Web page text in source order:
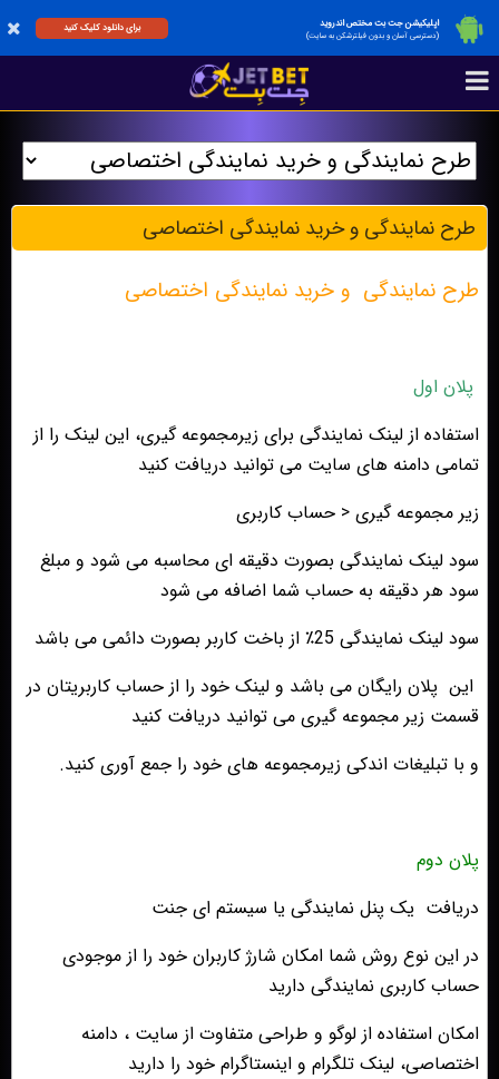
اپلیکیشن جت بت مختص اندروید
(دسترسی آسان و بدون فیلترشکن به سایت)
برای دانلود کلیک کنید
طرح نمايندگى و خريد نمايندگى اختصاصى
طرح نمايندگى و خريد نمايندگى اختصاصى
پلان اول
استفاده از لینک نمایندگی برای زیرمجموعه گیری، این لینک را از
تمامی دامنه های سایت می توانید دریافت کنید
زیر مجموعه گیری < حساب کاربری
سود لینک نمایندگی بصورت دقیقه ای محاسبه می شود و مبلغ
سود هر دقیقه به حساب شما اضافه می شود
سود لینک نمایندگی 25٪ از باخت کاربر بصورت
دائمی می باشد
این پلان رایگان می باشد و لینک خود را از حساب کاربریتان در
قسمت زیر مجموعه گیری می توانید دریافت کنید
و با تبلیغات اندکی زیرمجموعه های خود را جمع آوری کنید.
پلان دوم
دریافت یک پنل نمایندگی یا سیستم ای جنت
در این نوع روش شما امکان شارژ کاربران خود را از موجودی
حساب کاربری نمایندگی دارید
امکان استفاده از لوگو و طراحی متفاوت از سایت ، دامنه
اختصاصی، لینک تلگرام و اینستاگرام خود را دارید